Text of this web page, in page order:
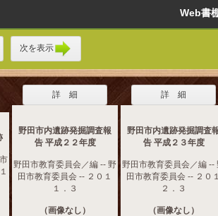
Web
次を表示
詳 細
野田市内遺跡発掘調査報
告 平成２２年度
野田市教育委員会／編 -- 野
田市教育委員会 -- ２０１
１．３
（画像なし）
詳 細
野田市内遺跡発掘調査
告 平成２３年度
野田市教育委員会／編 --
田市教育委員会 -- ２０
２．３
（画像なし）